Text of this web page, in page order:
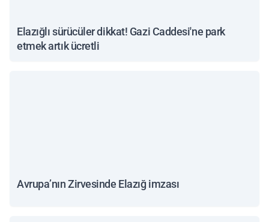
Elazığlı sürücüler dikkat! Gazi Caddesi'ne park
etmek artık ücretli
Avrupa’nın Zirvesinde Elazığ imzası